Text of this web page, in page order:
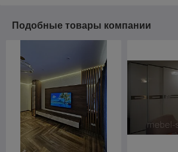
Подобные товары компании